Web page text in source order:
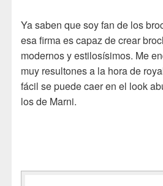
Ya saben que soy fan de los
esa firma es capaz de crear
modernos y estilosísimos. Me
muy resultones a la hora de
fácil se puede caer en el look
los de Marni.